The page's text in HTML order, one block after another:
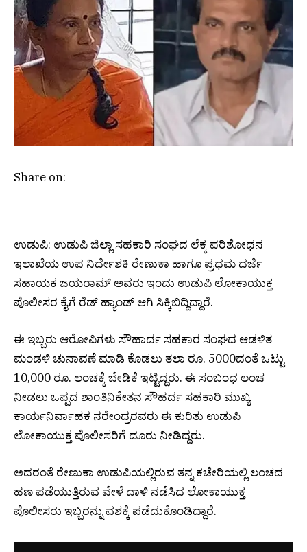
Share on:
ಉಡುಪಿ: ಉಡುಪಿ ಜಿಲ್ಲಾ ಸಹಕಾರಿ ಸಂಘದ ಲೆಕ್ಕ ಪರಿಶೋಧನ
ಇಲಾಖೆಯ ಉಪ ನಿರ್ದೇಶಕಿ ರೇಣುಕಾ ಹಾಗೂ ಪ್ರಥಮ ದರ್ಜೆ
ಸಹಾಯಕ ಜಯರಾಮ್ ಅವರು ಇಂದು ಉಡುಪಿ ಲೋಕಾಯುಕ್ತ
ಪೊಲೀಸರ ಕೈಗೆ ರೆಡ್ ಹ್ಯಾಂಡ್ ಆಗಿ ಸಿಕ್ಕಿಬಿದ್ದಿದ್ದಾರೆ.
ಈ ಇಬ್ಬರು ಆರೋಪಿಗಳು ಸೌಹಾರ್ದ ಸಹಕಾರ ಸಂಘದ ಆಡಳಿತ
ಮಂಡಳಿ ಚುನಾವಣೆ ಮಾಡಿ ಕೊಡಲು ತಲಾ ರೂ. 5000ದಂತೆ ಒಟ್ಟು
10,000 ರೂ. ಲಂಚಕ್ಕೆ ಬೇಡಿಕೆ ಇಟ್ಟಿದ್ದರು. ಈ ಸಂಬಂಧ ಲಂಚ
ನೀಡಲು ಒಪ್ಪದ ಶಾಂತಿನಿಕೇತನ ಸೌಹರ್ದ ಸಹಕಾರಿ ಮುಖ್ಯ
ಕಾರ್ಯನಿರ್ವಾಹಕ ನರೇಂದ್ರರವರು ಈ ಕುರಿತು ಉಡುಪಿ
ಲೋಕಾಯುಕ್ತ ಪೊಲೀಸರಿಗೆ ದೂರು ನೀಡಿದ್ದರು.
ಅದರಂತೆ ರೇಣುಕಾ ಉಡುಪಿಯಲ್ಲಿರುವ ತನ್ನ ಕಚೇರಿಯಲ್ಲಿ ಲಂಚದ
ಹಣ ಪಡೆಯುತ್ತಿರುವ ವೇಳೆ ದಾಳಿ ನಡೆಸಿದ ಲೋಕಾಯುಕ್ತ
ಪೊಲೀಸರು ಇಬ್ಬರನ್ನು ವಶಕ್ಕೆ ಪಡೆದುಕೊಂಡಿದ್ದಾರೆ.